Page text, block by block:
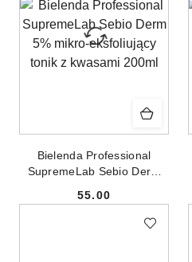
Bielenda Professional
SupremeLab Sebio Derm
z kwasami 200ml
Cena:
55.00